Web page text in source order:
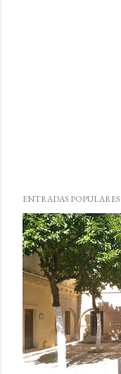
ENTRADAS POPULARES